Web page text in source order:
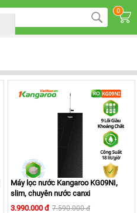
0
Máy lọc nước Kangaroo KG09NI,
slim, chuyên nước canxi
3.990.000 đ 7.590.000 đ